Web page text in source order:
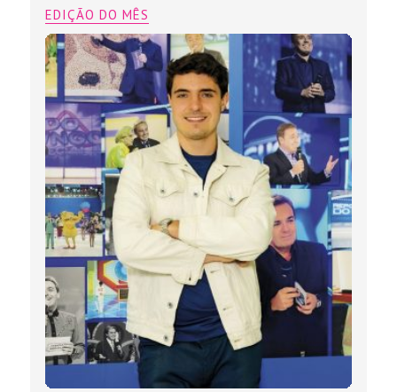
EDIÇÃO DO MÊS